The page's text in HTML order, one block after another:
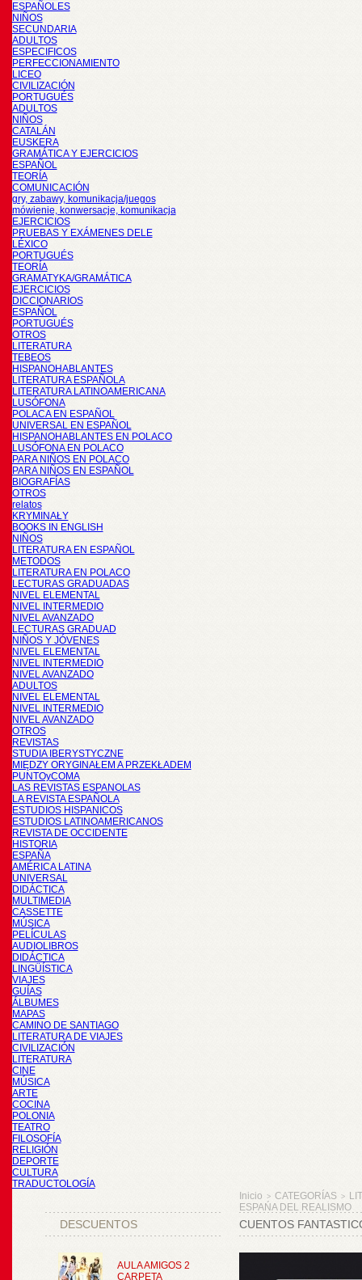
ESPAÑOLES
NIÑOS
SECUNDARIA
ADULTOS
ESPECIFICOS
PERFECCIONAMIENTO
LICEO
CIVILIZACIÓN
PORTUGUÉS
ADULTOS
NIÑOS
CATALÁN
EUSKERA
GRAMÁTICA Y EJERCICIOS
ESPAÑOL
TEORÍA
COMUNICACIÓN
gry, zabawy, komunikacja/juegos
mówienie, konwersacje, komunikacja
EJERCICIOS
PRUEBAS Y EXÁMENES DELE
LÉXICO
PORTUGUÉS
TEORÍA
GRAMATYKA/GRAMÁTICA
EJERCICIOS
DICCIONARIOS
ESPAÑOL
PORTUGUÉS
OTROS
LITERATURA
TEBEOS
HISPANOHABLANTES
LITERATURA ESPAÑOLA
LITERATURA LATINOAMERICANA
LUSÓFONA
POLACA EN ESPAÑOL
UNIVERSAL EN ESPAÑOL
HISPANOHABLANTES EN POLACO
LUSÓFONA EN POLACO
PARA NIÑOS EN POLACO
PARA NIÑOS EN ESPAÑOL
BIOGRAFÍAS
OTROS
relatos
KRYMINAŁY
BOOKS IN ENGLISH
NIÑOS
LITERATURA EN ESPAÑOL
METODOS
LITERATURA EN POLACO
LECTURAS GRADUADAS
NIVEL ELEMENTAL
NIVEL INTERMEDIO
NIVEL AVANZADO
LECTURAS GRADUAD
NIÑOS Y JÓVENES
NIVEL ELEMENTAL
NIVEL INTERMEDIO
NIVEL AVANZADO
ADULTOS
NIVEL ELEMENTAL
NIVEL INTERMEDIO
NIVEL AVANZADO
OTROS
REVISTAS
STUDIA IBERYSTYCZNE
MIĘDZY ORYGINAŁEM A PRZEKŁADEM
PUNTOyCOMA
LAS REVISTAS ESPANOLAS
LA REVISTA ESPAÑOLA
ESTUDIOS HISPANICOS
ESTUDIOS LATINOAMERICANOS
REVISTA DE OCCIDENTE
HISTORIA
ESPAÑA
AMÉRICA LATINA
UNIVERSAL
DIDÁCTICA
MULTIMEDIA
CASSETTE
MÚSICA
PELÍCULAS
AUDIOLIBROS
DIDÁCTICA
LINGÜÍSTICA
VIAJES
GUÍAS
ÁLBUMES
MAPAS
CAMINO DE SANTIAGO
LITERATURA DE VIAJES
CIVILIZACIÓN
LITERATURA
CINE
MÚSICA
ARTE
COCINA
POLONIA
TEATRO
FILOSOFÍA
RELIGIÓN
DEPORTE
CULTURA
TRADUCTOLOGÍA
DESCUENTOS
AULA AMIGOS 2
CARPETA
Inicio > CATEGORÍAS >
ESPAŃA DEL REALISMO
CUENTOS